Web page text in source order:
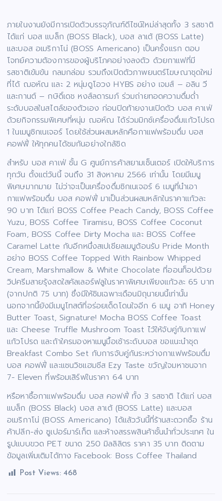
ภายในงานยังมีการเปิดตัวบรรจุภัณฑ์ดีไซน์ใหม่ล่าสุดทั้ง 3 รสชาติ
ได้แก่ บอส แบล็ก (BOSS Black), บอส ลาเต้ (BOSS Latte)
และบอส อเมริกาโน่ (BOSS Americano) เป็นครั้งแรก ตอบ
โจทย์ความต้องการของผู้บริโภคอย่างลงตัว ด้วยกาแฟที่มี
รสชาติเข้มข้น กลมกล่อม รวมถึงเปิดตัวภาพยนตร์โฆษณาชุดใหม่
ที่ได้ ฌอห์ณ และ 2 หนุ่มดูโอวง HYBS อย่าง เจมส์ – อลิน วี
และกานต์ – กษิดิ์เดช หงส์ลดารมภ์ ร่วมถ่ายทอดความดื่มด่ำ
ระดับบอสในสไตล์ของตัวเอง ก่อนปิดท้ายงานเปิดตัว บอส คาเฟ่
ด้วยกิจกรรมพิเศษที่หนุ่ม ฌอห์ณ ได้ร่วมมิกซ์เครื่องดื่มแก้วโปรด
1 ในเมนูซิกเนเจอร์ โดยใช้ส่วนผสมหลักคือกาแฟพร้อมดื่ม บอส
คอฟฟี่ ให้ทุกคนได้ชมกันอย่างใกล้ชิด
สำหรับ บอส คาเฟ่ ชั้น G ศูนย์การค้าสยามเซ็นเตอร์ เปิดให้บริการ
ทุกวัน ตั้งแต่วันนี้ จนถึง 31 สิงหาคม 2566 เท่านั้น โดยมีเมนู
พิเศษมากมาย ไม่ว่าจะเป็นเครื่องดื่มซิกเนเจอร์ 6 เมนูที่นำเอา
กาแฟพร้อมดื่ม บอส คอฟฟี่ มาเป็นส่วนผสมหลักในราคาแก้วละ
90 บาท ได้แก่ BOSS Coffee Peach Candy, BOSS Coffee
Yuzu, BOSS Coffee Tiramisu, BOSS Coffee Coconut
Foam, BOSS Coffee Dirty Mocha และ BOSS Coffee
Caramel Latte กับอีกหนึ่งสเปเชียลเมนูต้อนรับ Pride Month
อย่าง BOSS Coffee Topped With Rainbow Whipped
Cream, Marshmallow & White Chocolate ที่ออนท็อปด้วย
วิปครีมสายรุ้งสดใสคัลเลอร์ฟลูในราคาพิเศษเพียงแก้วละ 65 บาท
(จากปกติ 75 บาท) ซึ่งมีให้ชิมเฉพาะเดือนมิถุนายนนี้เท่านั้น
นอกจากนี้ยังมีเมนูโทสต์ที่อร่อยเด็ดโดนใจอีก 6 เมนู อาทิ Honey
Butter Toast, Signature! Mocha BOSS Coffee Toast
และ Cheese Truffle Mushroom Toast ไว้ให้จับคู่กับกาแฟ
แก้วโปรด และถ้าใครมองหาเมนูมื้อเช้าระดับบอส ขอแนะนำชุด
Breakfast Combo Set กับการจับคู่กันระหว่างกาแฟพร้อมดื่ม
บอส คอฟฟี่ และแซนวิชแฮมชีส Ezy Taste ขวัญใจมหาชนจาก
7- Eleven ที่พร้อมเสิร์ฟในราคา 64 บาท
หรือหาซื้อกาแฟพร้อมดื่ม บอส คอฟฟี่ ทั้ง 3 รสชาติ ได้แก่ บอส
แบล็ก (BOSS Black) บอส ลาเต้ (BOSS Latte) และบอส
อเมริกาโน่ (BOSS Americano) ได้แล้ววันนี้ที่ร้านสะดวกซื้อ ร้าน
ค้าปลีก-ส่ง ซูเปอร์มาร์เก็ต และห้างสรรพสินค้าชั้นนำทั่วประเทศ ใน
รูปแบบขวด PET ขนาด 250 มิลลิลิตร ราคา 35 บาท ติดตาม
ข้อมูลเพิ่มเติมได้ทาง Facebook: Boss Coffee Thailand
Post Views: 468